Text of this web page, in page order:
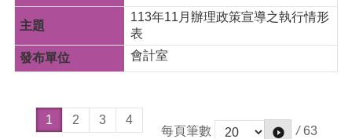
113年11月辦理政策宣導之執行情形
表
會計室
1 2 3
4
每頁筆數
/ 63